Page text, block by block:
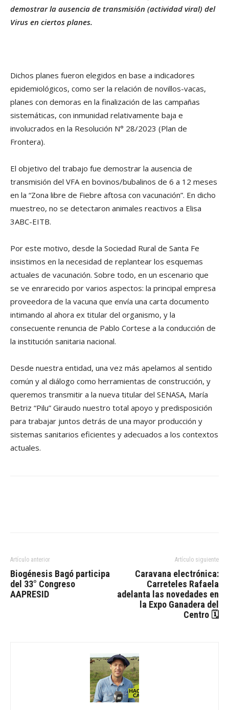
demostrar la ausencia de transmisión (actividad viral) del
Virus en ciertos planes.
Dichos planes fueron elegidos en base a indicadores
epidemiológicos, como ser la relación de novillos-vacas,
planes con demoras en la finalización de las campañas
sistemáticas, con inmunidad relativamente baja e
involucrados en la Resolución N° 28/2023 (Plan de
Frontera).
El objetivo del trabajo fue demostrar la ausencia de
transmisión del VFA en bovinos/bubalinos de 6 a 12 meses
en la “Zona libre de Fiebre aftosa con vacunación”. En dicho
muestreo, no se detectaron animales reactivos a Elisa
3ABC-EITB.
Por este motivo, desde la Sociedad Rural de Santa Fe
insistimos en la necesidad de replantear los esquemas
actuales de vacunación. Sobre todo, en un escenario que
se ve enrarecido por varios aspectos: la principal empresa
proveedora de la vacuna que envía una carta documento
intimando al ahora ex titular del organismo, y la
consecuente renuncia de Pablo Cortese a la conducción de
la institución sanitaria nacional.
Desde nuestra entidad, una vez más apelamos al sentido
común y al diálogo como herramientas de construcción, y
queremos transmitir a la nueva titular del SENASA, María
Betriz “Pilu” Giraudo nuestro total apoyo y predisposición
para trabajar juntos detrás de una mayor producción y
sistemas sanitarios eficientes y adecuados a los contextos
actuales.
Artículo anterior
Biogénesis Bagó participa
del 33° Congreso
AAPRESID
Artículo siguiente
Caravana electrónica:
Carreteles Rafaela
adelanta las novedades en
la Expo Ganadera del
Centro 🗓